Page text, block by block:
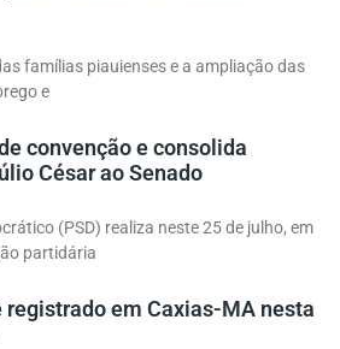
famílias piauienses e a ampliação das
e
convenção e consolida
César ao Senado
(PSD) realiza neste 25 de julho, em
partidária
registrado em Caxias-MA nesta